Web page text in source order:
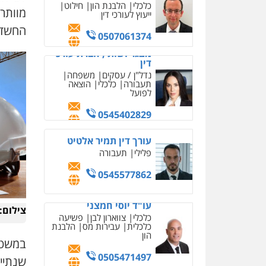
כלכלית עבירות מס הלבנת
הון
0505471497
גיל דביר – משרד עורכי
דין
פלילי פשיעה כלכלית
צווארון לבן
0506217771
עו"ד אביגדור פלדמן
פלילי אסירים
0505345826
עו"ד תמיר סולומון
פלילי כלכלי מיסים הלבנת
הון
0528758840